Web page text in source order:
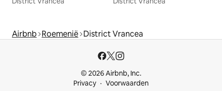
Airbnb Roemenië District Vrancea
© 2026 Airbnb, Inc.
Privacy
Voorwaarden